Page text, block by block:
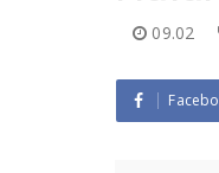
09.02